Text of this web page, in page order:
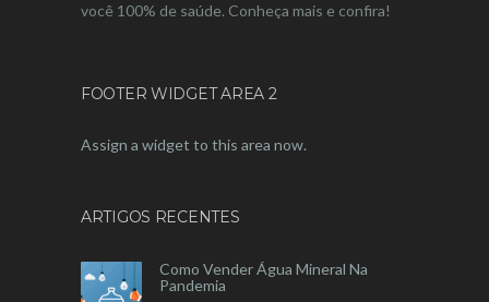
você 100% de saúde. Conheça mais e confira!
FOOTER WIDGET AREA 2
Assign a widget to this area now.
ARTIGOS RECENTES
Como Vender Água Mineral Na
Pandemia